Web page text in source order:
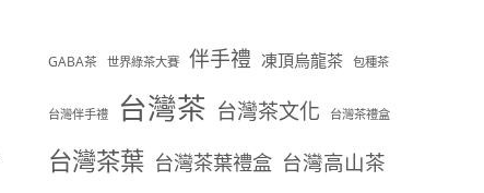
GABA茶 世界綠茶大賽 伴手禮 凍頂烏龍茶 包種茶
台灣伴手禮 台灣茶 台灣茶文化 台灣茶禮盒
台灣茶葉 台灣茶葉禮盒 台灣高山茶